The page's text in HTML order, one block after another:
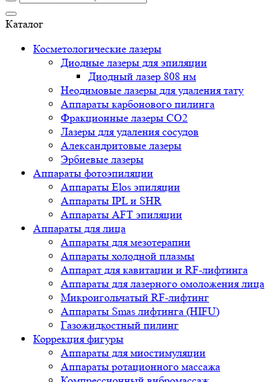
Каталог
Косметологические лазеры
Диодные лазеры для эпиляции
Диодный лазер 808 нм
Неодимовые лазеры для удаления тату
Аппараты карбонового пилинга
Фракционные лазеры CO2
Лазеры для удаления сосудов
Александритовые лазеры
Эрбиевые лазеры
Аппараты фотоэпиляции
Аппараты Elos эпиляции
Аппараты IPL и SHR
Аппараты AFT эпиляции
Аппараты для лица
Аппараты для мезотерапии
Аппараты холодной плазмы
Аппарат для кавитации и RF-лифтинга
Аппараты для лазерного омоложения лица
Микроигольчатый RF-лифтинг
Аппараты Smas лифтинга (HIFU)
Газожидкостный пилинг
Коррекция фигуры
Аппараты для миостимуляции
Аппараты ротационного массажа